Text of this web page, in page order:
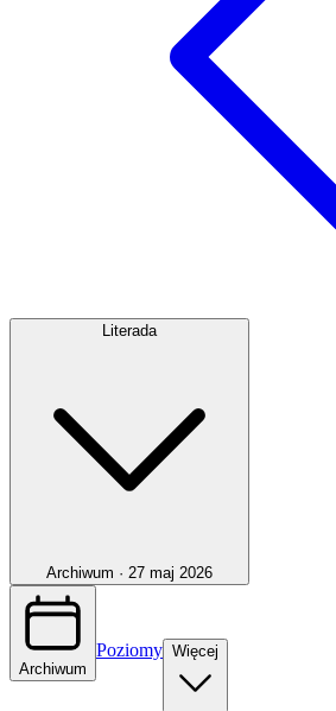
Literada
Archiwum · 27 maj 2026
Archiwum
Poziomy Więcej